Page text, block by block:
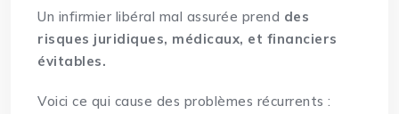
Un infirmier libéral mal assurée prend des
risques juridiques, médicaux, et financiers
évitables.
Voici ce qui cause des problèmes récurrents :